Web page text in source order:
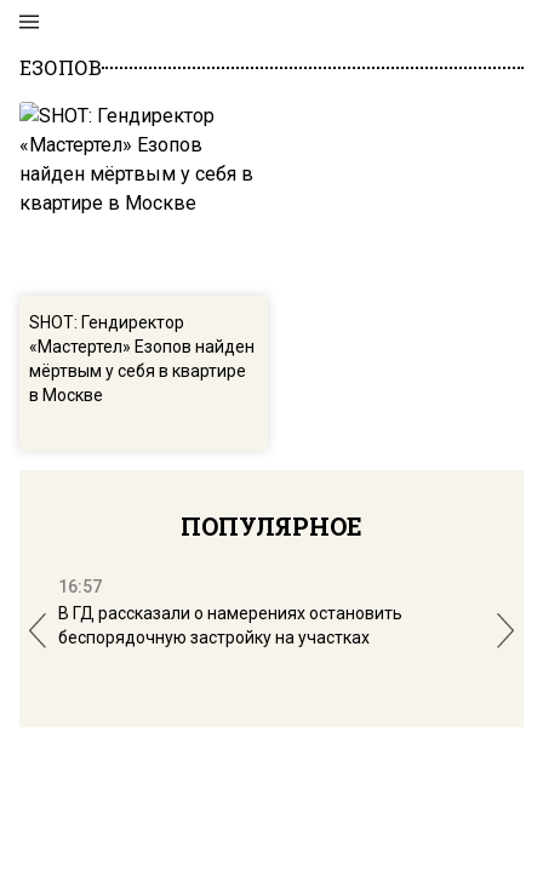
ЕЗОПОВ
SHOT: Гендиректор
«Мастертел» Езопов найден
мёртвым у себя в квартире
в Москве
ПОПУЛЯРНОЕ
16:57
В ГД рассказали о намерениях остановить
беспорядочную застройку на участках